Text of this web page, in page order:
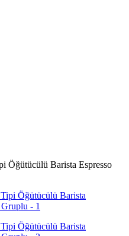
Öğütücülü Barista Espresso